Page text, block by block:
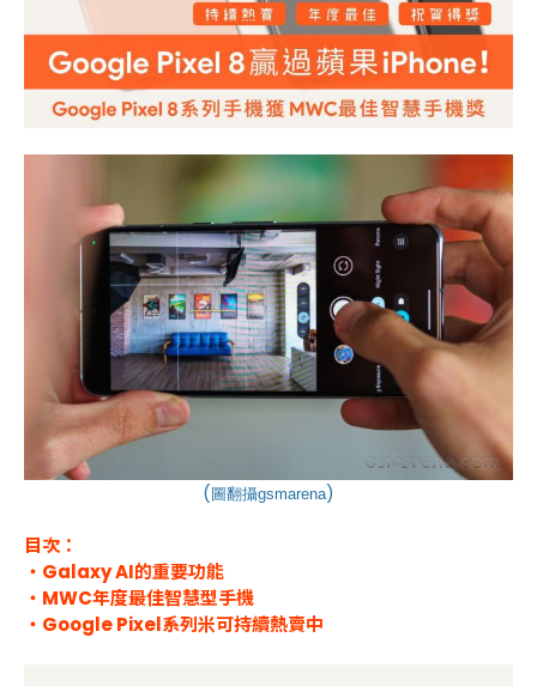
( 圖翻攝gsmarena)
目次：
・Galaxy AI的重要功能
・MWC年度最佳智慧型手機
・Google Pixel系列米可持續熱賣中